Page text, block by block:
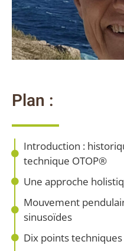
Plan :
Introduction :
technique OTOP®
Une approche
Mouvement
sinusoïdes
Dix points